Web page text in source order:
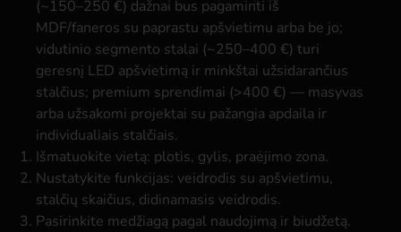
(~150–250 €) dažnai bus pagaminti iš
MDF/faneros su paprastu apšvietimu arba be jo;
vidutinio segmento stalai (~250–400 €) turi
geresnį LED apšvietimą ir minkštai užsidarančius
stalčius; premium sprendimai (>400 €) — masyvas
arba užsakomi projektai su pažangia apdaila ir
individualiais stalčiais.
Išmatuokite vietą: plotis, gylis, praėjimo zona.
Nustatykite funkcijas: veidrodis su apšvietimu,
stalčių skaičius, didinamasis veidrodis.
Pasirinkite medžiagą pagal naudojimą ir biudžetą.